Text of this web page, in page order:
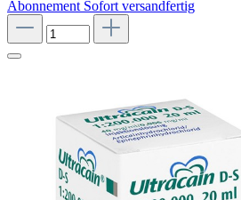
Abonnement Sofort versandfertig